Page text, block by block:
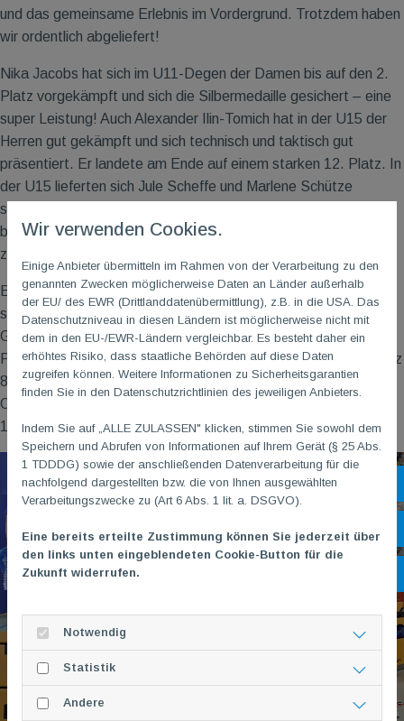
und das gemeinsame Erlebnis im Vordergrund. Trotzdem haben
wir ordentlich abgeliefert!
Nika Jacobs hat sich im U11-Degen der Damen bis auf den 2.
Platz vorgekämpft und sich die Silbermedaille gesichert – eine
super Leistung! Auch Alexander Ilin-Tomich hat in der U15 der
Herren gut gekämpft und sich technisch und taktisch gut
präsentiert. Er landete am Ende auf einem starken 12. Platz. In
der U15 lieferten sich Jule Scheffe und Marlene Schütze
spannende Gefechte und belegten die Ränge 16 und 21. Für
beide war es eine großartige Möglichkeit, Wettkampferfahrung
zu sammeln und sich mit starken Gegnern zu messen.
Ebenfalls erfolgreich waren die U13-Damen: Helene Hilken
steigerte sich während des Wettkampfes von Gefecht zu
Gefecht und gewann schließlich die Bronzemedaille. Agrima
Pandey verpasste das Treppchen nur knapp und erreichte Platz
8. Der jüngere Jahrgang der U13 schlug sich wacker mit Lena
Okonek und Janna Oberkircher. Die beiden belegten die Plätze
10 und 14.
Wir verwenden Cookies.
Einige Anbieter übermitteln im Rahmen von der Verarbeitung zu den
genannten Zwecken möglicherweise Daten an Länder außerhalb
der EU/ des EWR (Drittlanddatenübermittlung), z.B. in die USA. Das
Datenschutzniveau in diesen Ländern ist möglicherweise nicht mit
dem in den EU-/EWR-Ländern vergleichbar. Es besteht daher ein
erhöhtes Risiko, dass staatliche Behörden auf diese Daten
zugreifen können. Weitere Informationen zu Sicherheitsgarantien
finden Sie in den Datenschutzrichtlinien des jeweiligen Anbieters.
Indem Sie auf „ALLE ZULASSEN" klicken, stimmen Sie sowohl dem
Speichern und Abrufen von Informationen auf Ihrem Gerät (§ 25 Abs.
1 TDDDG) sowie der anschließenden Datenverarbeitung für die
nachfolgend dargestellten bzw. die von Ihnen ausgewählten
Verarbeitungszwecke zu (Art 6 Abs. 1 lit. a. DSGVO).
Eine bereits erteilte Zustimmung können Sie jederzeit über
den links unten eingeblendeten Cookie-Button für die
Zukunft widerrufen.
Notwendig
Statistik
Andere